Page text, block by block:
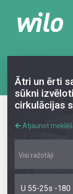
Ātri un ērti
sūkni
cirkulācijas
Atjaunot
Visi ražotāji
U 55-25s -180